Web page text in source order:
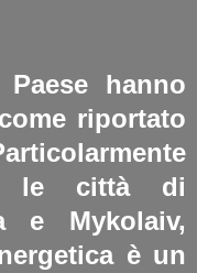
hanno
riportato
le città di
e Mykolaiv,
è un